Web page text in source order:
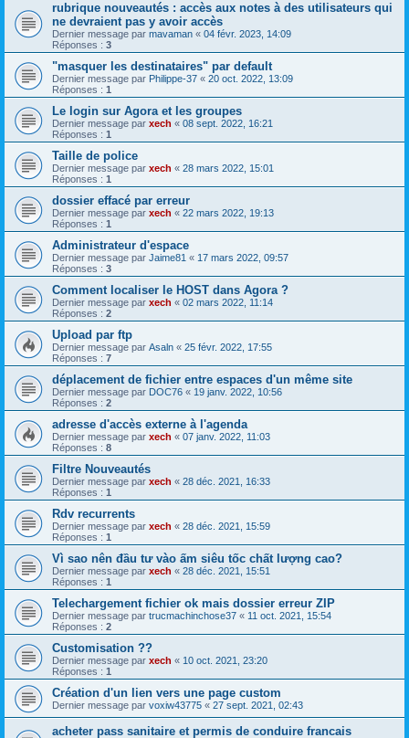
rubrique nouveautés : accès aux notes à des utilisateurs qui
ne devraient pas y avoir accès
Dernier message par mavaman « 04 févr. 2023, 14:09
Réponses : 3
"masquer les destinataires" par default
Dernier message par Philippe-37 « 20 oct. 2022, 13:09
Réponses : 1
Le login sur Agora et les groupes
Dernier message par xech « 08 sept. 2022, 16:21
Réponses : 1
Taille de police
Dernier message par xech « 28 mars 2022, 15:01
Réponses : 1
dossier effacé par erreur
Dernier message par xech « 22 mars 2022, 19:13
Réponses : 1
Administrateur d'espace
Dernier message par Jaime81 « 17 mars 2022, 09:57
Réponses : 3
Comment localiser le HOST dans Agora ?
Dernier message par xech « 02 mars 2022, 11:14
Réponses : 2
Upload par ftp
Dernier message par Asaln « 25 févr. 2022, 17:55
Réponses : 7
déplacement de fichier entre espaces d'un même site
Dernier message par DOC76 « 19 janv. 2022, 10:56
Réponses : 2
adresse d'accès externe à l'agenda
Dernier message par xech « 07 janv. 2022, 11:03
Réponses : 8
Filtre Nouveautés
Dernier message par xech « 28 déc. 2021, 16:33
Réponses : 1
Rdv recurrents
Dernier message par xech « 28 déc. 2021, 15:59
Réponses : 1
Vì sao nên đầu tư vào ấm siêu tốc chất lượng cao?
Dernier message par xech « 28 déc. 2021, 15:51
Réponses : 1
Telechargement fichier ok mais dossier erreur ZIP
Dernier message par trucmachinchose37 « 11 oct. 2021, 15:54
Réponses : 2
Customisation ??
Dernier message par xech « 10 oct. 2021, 23:20
Réponses : 1
Création d'un lien vers une page custom
Dernier message par voxiw43775 « 27 sept. 2021, 02:43
acheter pass sanitaire et permis de conduire francais